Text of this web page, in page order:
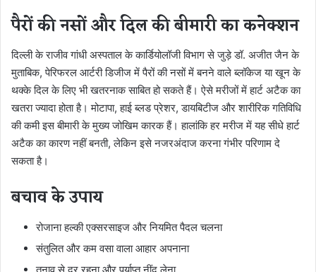
पैरों की नसों और दिल की बीमारी का कनेक्शन
दिल्ली के राजीव गांधी अस्पताल के कार्डियोलॉजी विभाग से जुड़े डॉ. अजीत जैन के
मुताबिक, पेरिफरल आर्टरी डिजीज में पैरों की नसों में बनने वाले ब्लॉकेज या खून के
थक्के दिल के लिए भी खतरनाक साबित हो सकते हैं। ऐसे मरीजों में हार्ट अटैक का
खतरा ज्यादा होता है। मोटापा, हाई ब्लड प्रेशर, डायबिटीज और शारीरिक गतिविधि
की कमी इस बीमारी के मुख्य जोखिम कारक हैं। हालांकि हर मरीज में यह सीधे हार्ट
अटैक का कारण नहीं बनती, लेकिन इसे नजरअंदाज करना गंभीर परिणाम दे
सकता है।
बचाव के उपाय
रोजाना हल्की एक्सरसाइज और नियमित पैदल चलना
संतुलित और कम वसा वाला आहार अपनाना
तनाव से दूर रहना और पर्याप्त नींद लेना